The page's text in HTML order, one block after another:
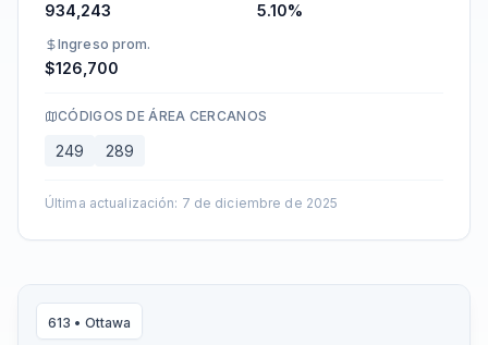
934,243 5.10%
Ingreso prom.
$126,700
CÓDIGOS DE ÁREA CERCANOS
249 289
Última actualización: 7 de diciembre de 2025
613 • Ottawa